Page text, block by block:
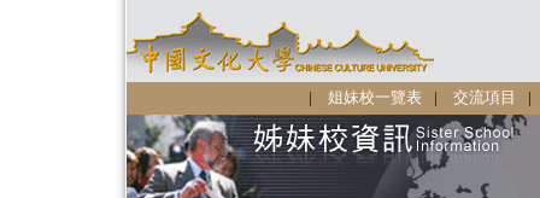
| 姐妹校一覽表 | 交流項目